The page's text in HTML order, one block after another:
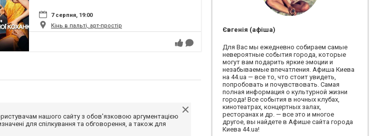
7 серпня, 19:00
Кінь в пальті, арт-простір
нашого сайту з обов'язковою аргументацією
для спілкування та обговорення, а також для
Євгенія (афіша)
Для Вас мы ежедневно собираем самые
невероятные события города, которые
могут вам подарить яркие эмоции и
незабываемые впечатления. Афиша Киева
на 44.ua — все то, что стоит увидеть,
попробовать и почувствовать. Самая
полная информация о культурной жизни
города! Все события в ночных клубах,
кинотеатрах, концертных залах,
ресторанах и др. — все это и многое
другое, вы найдете в Афише сайта города
Киева 44.ua!